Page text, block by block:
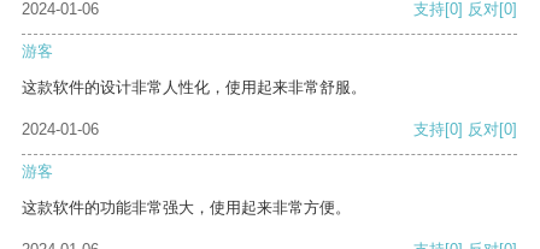
2024-01-06 支持[0] 反对[0]
游客
这款软件的设计非常人性化，使用起来非常舒服。
2024-01-06 支持[0] 反对[0]
游客
这款软件的功能非常强大，使用起来非常方便。